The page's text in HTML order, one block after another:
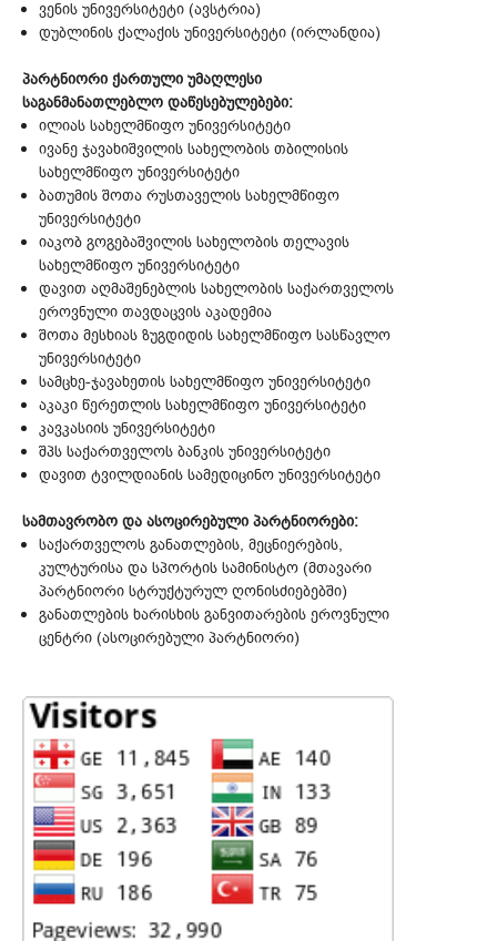
ვენის უნივერსიტეტი (ავსტრია)
დუბლინის ქალაქის უნივერსიტეტი (ირლანდია)
პარტნიორი ქართული უმაღლესი
საგანმანათლებლო დაწესებულებები:
ილიას სახელმწიფო უნივერსიტეტი
ივანე ჯავახიშვილის სახელობის თბილისის
სახელმწიფო უნივერსიტეტი
ბათუმის შოთა რუსთაველის სახელმწიფო
უნივერსიტეტი
იაკობ გოგებაშვილის სახელობის თელავის
სახელმწიფო უნივერსიტეტი
დავით აღმაშენებლის სახელობის საქართველოს
ეროვნული თავდაცვის აკადემია
შოთა მესხიას ზუგდიდის სახელმწიფო სასწავლო
უნივერსიტეტი
სამცხე-ჯავახეთის სახელმწიფო უნივერსიტეტი
აკაკი წერეთლის სახელმწიფო უნივერსიტეტი
კავკასიის უნივერსიტეტი
შპს საქართველოს ბანკის უნივერსიტეტი
დავით ტვილდიანის სამედიცინო უნივერსიტეტი
სამთავრობო და ასოცირებული პარტნიორები:
საქართველოს განათლების, მეცნიერების,
კულტურისა და სპორტის სამინისტო (მთავარი
პარტნიორი სტრუქტურულ ღონისძიებებში)
განათლების ხარისხის განვითარების ეროვნული
ცენტრი (ასოცირებული პარტნიორი)